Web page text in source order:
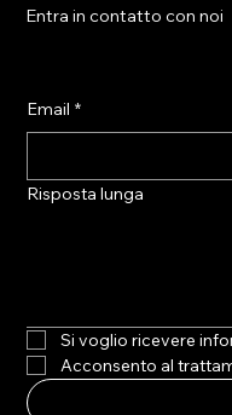
Entra in contatto con noi
Email *
Risposta lunga
Si voglio ricevere
Acconsento al